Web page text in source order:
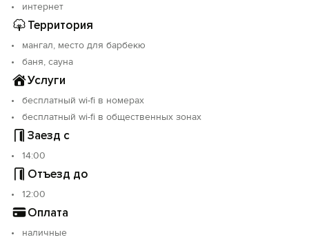
интернет
Территория
мангал, место для барбекю
баня, сауна
Услуги
бесплатный wi-fi в номерах
бесплатный wi-fi в общественных зонах
Заезд с
14:00
Отъезд до
12:00
Оплата
наличные